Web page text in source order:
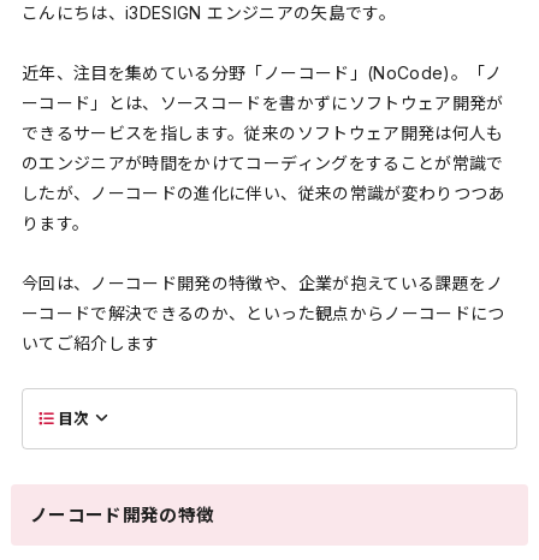
こんにちは、i3DESIGN エンジニアの矢島です。
近年、注目を集めている分野「ノーコード」(NoCode)。「ノ
ーコード」とは、ソースコードを書かずにソフトウェア開発が
できるサービスを指します。従来のソフトウェア開発は何人も
のエンジニアが時間をかけてコーディングをすることが常識で
したが、ノーコードの進化に伴い、従来の常識が変わりつつあ
ります。
今回は、ノーコード開発の特徴や、企業が抱えている課題をノ
ーコードで解決できるのか、といった観点からノーコードにつ
いてご紹介します
目次
ノーコード開発の特徴